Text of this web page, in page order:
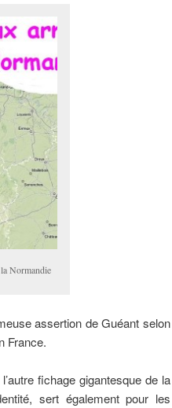
Normandie
assertion de Guéant selon
France.
fichage gigantesque de la
sert également pour les